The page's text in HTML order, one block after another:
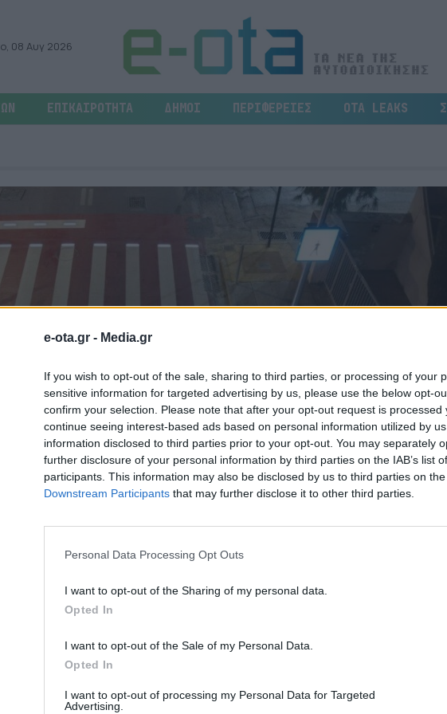
e-ota.gr - Media.gr
If you wish to opt-out of the sale, sharing to third parties, or processing of your
sensitive information for targeted advertising by us, please use the below opt-
confirm your selection. Please note that after your opt-out request is processed
continue seeing interest-based ads based on personal information utilized by
information disclosed to third parties prior to your opt-out. You may separately
further disclosure of your personal information by third parties on the IAB’s list
participants. This information may also be disclosed by us to third parties on the
Downstream Participants that may further disclose it to other third parties.
Personal Data Processing Opt Outs
I want to opt-out of the Sharing of my personal data.
Opted In
I want to opt-out of the Sale of my Personal Data.
Opted In
I want to opt-out of processing my Personal Data for Targeted
Advertising.
08 Αυγ 2026
ΕΠΙΚΑΙΡΟΤΗΤΑ ΔΗΜΟΙ ΠΕΡΙΦΕΡΕΙΕΣ OTA LEAKS
Κουκουβίνου:
διαβάσεις έξω από